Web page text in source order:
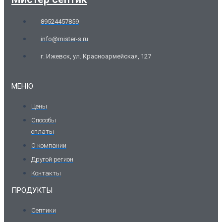
89524457859
info@mister-s.ru
г. Ижевск, ул. Красноармейская, 127
МЕНЮ
Цены
Способы
оплаты
О компании
Другой регион
Контакты
ПРОДУКТЫ
Септики